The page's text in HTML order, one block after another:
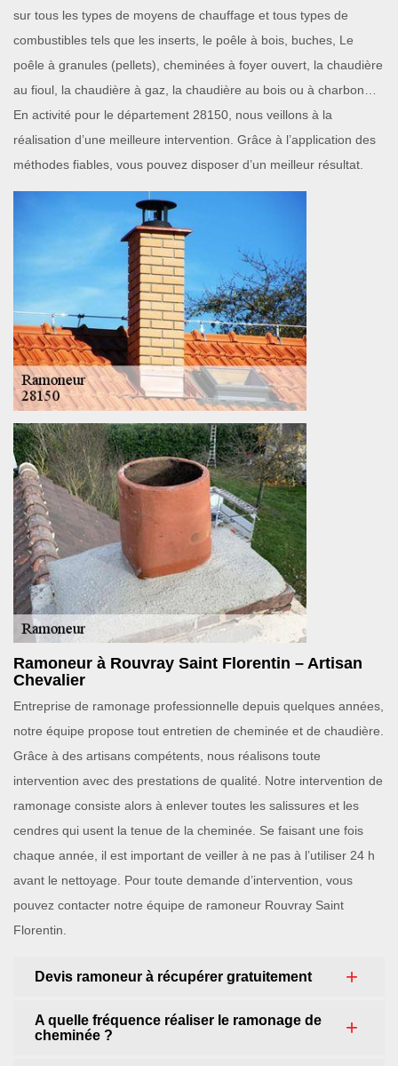
sur tous les types de moyens de chauffage et tous types de
combustibles tels que les inserts, le poêle à bois, buches, Le
poêle à granules (pellets), cheminées à foyer ouvert, la chaudière
au fioul, la chaudière à gaz, la chaudière au bois ou à charbon…
En activité pour le département 28150, nous veillons à la
réalisation d’une meilleure intervention. Grâce à l’application des
méthodes fiables, vous pouvez disposer d’un meilleur résultat.
Ramoneur à Rouvray Saint Florentin – Artisan
Chevalier
Entreprise de ramonage professionnelle depuis quelques années,
notre équipe propose tout entretien de cheminée et de chaudière.
Grâce à des artisans compétents, nous réalisons toute
intervention avec des prestations de qualité. Notre intervention de
ramonage consiste alors à enlever toutes les salissures et les
cendres qui usent la tenue de la cheminée. Se faisant une fois
chaque année, il est important de veiller à ne pas à l’utiliser 24 h
avant le nettoyage. Pour toute demande d’intervention, vous
pouvez contacter notre équipe de ramoneur Rouvray Saint
Florentin.
Devis ramoneur à récupérer gratuitement
A quelle fréquence réaliser le ramonage de
cheminée ?